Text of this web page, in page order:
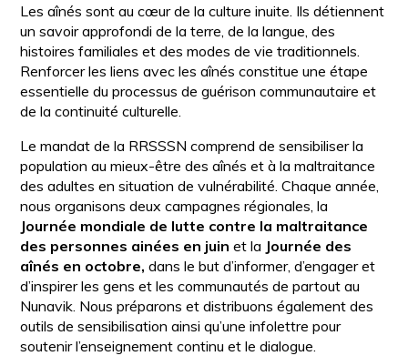
Les aînés sont au cœur de la culture inuite. Ils détiennent
un savoir approfondi de la terre, de la langue, des
histoires familiales et des modes de vie traditionnels.
Renforcer les liens avec les aînés constitue une étape
essentielle du processus de guérison communautaire et
de la continuité culturelle.
Le mandat de la RRSSSN comprend de sensibiliser la
population au mieux-être des aînés et à la maltraitance
des adultes en situation de vulnérabilité. Chaque année,
nous organisons deux campagnes régionales, la
Journée mondiale de lutte contre la maltraitance
des personnes ainées en juinet la Journée des
aînés en octobre,dans le but d’informer, d’engager et
d’inspirer les gens et les communautés de partout au
Nunavik. Nous préparons et distribuons également des
outils de sensibilisation ainsi qu’une infolettre pour
soutenir l’enseignement continu et le dialogue.